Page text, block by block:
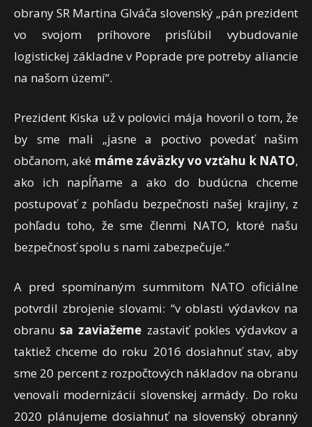
obrany SR Martina Glváča slovenský „pán prezident
vo svojom príhovore prisľúbil vybudovanie
logistickej základne v Poprade pre potreby aliancie
na našom území“.
Prezident Kiska už v polovici mája hovoril o tom, že
by sme mali „jasne a poctivo povedať našim
občanom, aké máme záväzky vo vzťahu k NATO,
ako ich napĺňame a ako do budúcna chceme
postupovať z pohľadu bezpečnosti našej krajiny, z
pohľadu toho, že sme členmi NATO, ktoré našu
bezpečnosť spolu s nami zabezpečuje.“
A pred spomínaným summitom NATO oficiálne
potvrdil zbrojenie slovami: “v oblasti výdavkov na
obranusa zaviažeme zastaviť pokles výdavkov a
taktiež chceme do roku 2016 dosiahnuť stav, aby
sme 20 percent z rozpočtových nákladov na obranu
venovali modernizácii slovenskej armády. Do roku
2020 plánujeme dosiahnuť na slovenský obranný